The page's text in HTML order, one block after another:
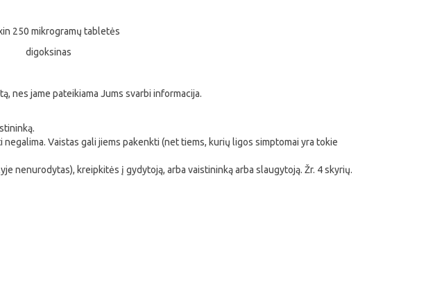
250 mikrogramų tabletės
digoksinas
nes jame pateikiama Jums svarbi informacija.
Vaistas gali jiems pakenkti (net tiems, kurių ligos simptomai yra tokie
nenurodytas), kreipkitės į gydytoją, arba vaistininką arba slaugytoją. Žr. 4 skyrių.